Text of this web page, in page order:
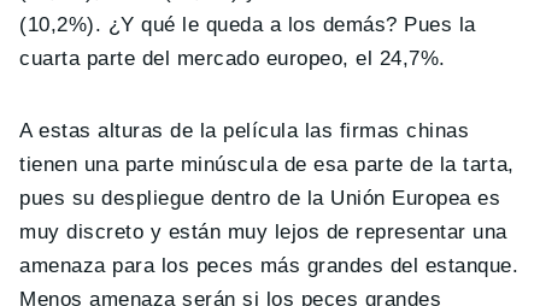
(10,2%). ¿Y qué le queda a los demás? Pues la
cuarta parte del mercado europeo, el 24,7%.
A estas alturas de la película las firmas chinas
tienen una parte minúscula de esa parte de la tarta,
pues su despliegue dentro de la Unión Europea es
muy discreto y están muy lejos de representar una
amenaza para los peces más grandes del estanque.
Menos amenaza serán si los peces grandes